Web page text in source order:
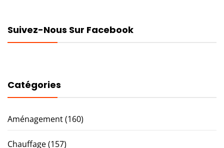
Suivez-Nous Sur Facebook
Catégories
Aménagement(160)
Chauffage(157)